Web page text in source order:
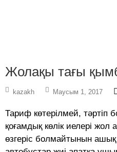
Жолақы тағы
kazakh Маусым 1, 2017
Тариф көтерілмей,
қоғамдық көлік иелері жол
өзгеріс болмайтынын